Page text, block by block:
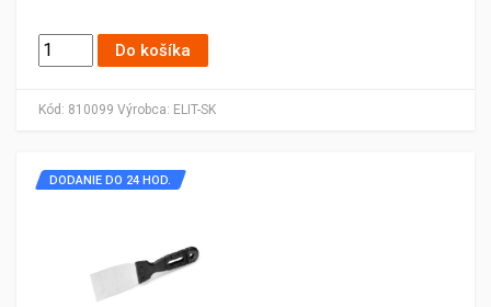
Kód: 810099 Výrobca: ELIT-SK
Do košíka
DODANIE DO 24 HOD.